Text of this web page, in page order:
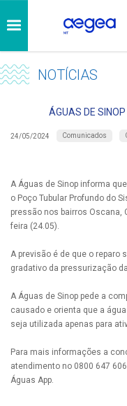
NOTÍCIAS
ÁGUAS DE
24/05/2024 Comunicados
A Águas de Sinop informa
o Poço Tubular Profundo do
pressão nos bairros Oscana,
feira (24.05).
A previsão é de que o reparo
gradativo da pressurização
A Águas de Sinop pede a
causado e orienta que a
seja utilizada apenas para
Para mais informações a
atendimento no 0800 647
Águas App.